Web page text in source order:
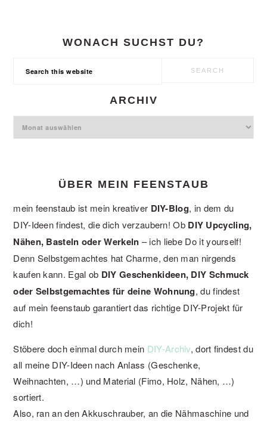
WONACH SUCHST DU?
ARCHIV
Archiv
ÜBER MEIN FEENSTAUB
mein feenstaub ist mein kreativer DIY-Blog, in dem du
DIY-Ideen findest, die dich verzaubern! Ob DIY Upcycling,
Nähen, Basteln oder Werkeln – ich liebe Do it yourself!
Denn Selbstgemachtes hat Charme, den man nirgends
kaufen kann. Egal ob DIY Geschenkideen, DIY Schmuck
oder Selbstgemachtes für deine Wohnung, du findest
auf mein feenstaub garantiert das richtige DIY-Projekt für
dich!
Stöbere doch einmal durch mein DIY-Archiv, dort findest du
all meine DIY-Ideen nach Anlass (Geschenke,
Weihnachten, …) und Material (Fimo, Holz, Nähen, …)
sortiert.
Also, ran an den Akkuschrauber, an die Nähmaschine und